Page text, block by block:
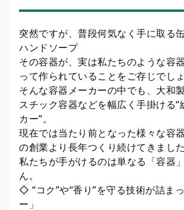
突然ですが、普段何気なく手に取る
ハンドソープ
その容器が、実は私たちのような容
って作られていることをご存じでし
そんな容器メーカーの中でも、大和
スチック容器などを幅広く手掛ける“
カー”。
現在では当たり前となった様々な容
の創業より長年つくり続けてきました
私たちが手がけるのは単なる「容器
ん。
◇ “コク”や“香り”を守る技術が詰ま
ー」